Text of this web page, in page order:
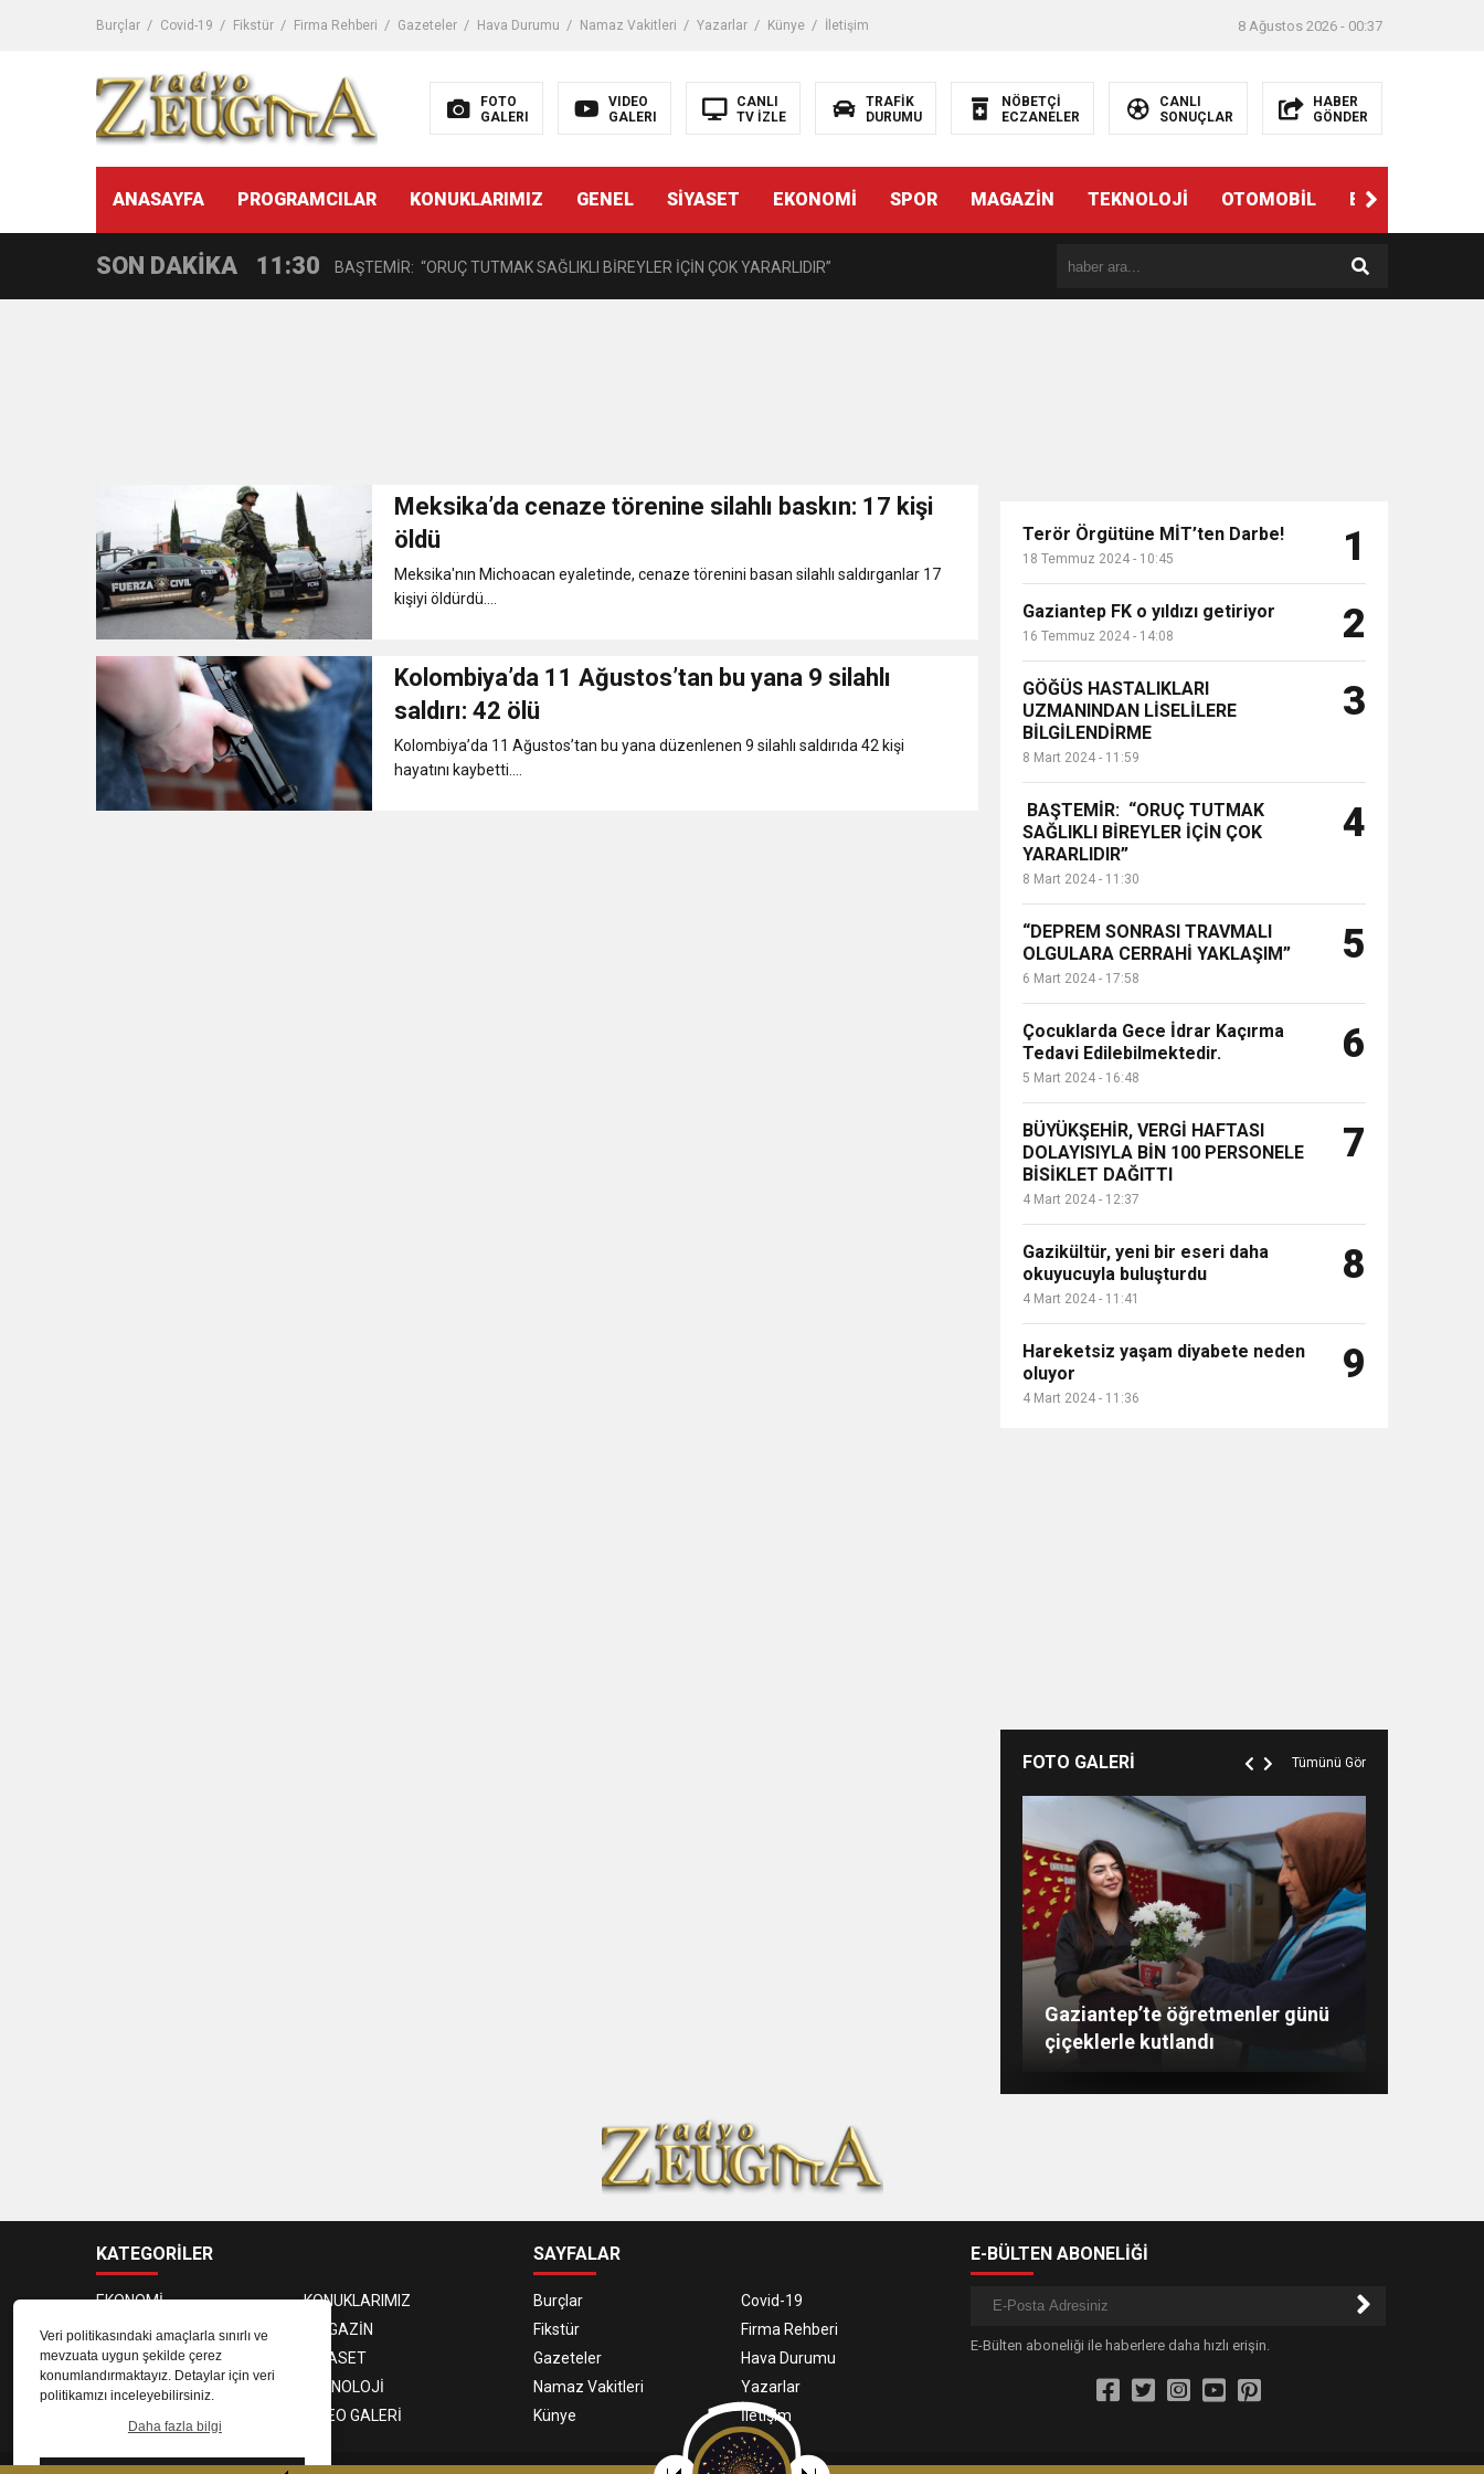
Veri politikasındaki amaçlarla sınırlı ve
mevzuata uygun şekilde çerez
konumlandırmaktayız. Detaylar için veri
politikamızı inceleyebilirsiniz.
Daha fazla bilgi
Burçlar Covid-19 Fikstür Firma Rehberi Gazeteler Hava Durumu Namaz Vakitleri Yazarlar Künye İletişim 8 Ağustos 2026 - 00:37
FOTO
GALERI
VIDEO
GALERI
CANLI
TV İZLE
TRAFİK
DURUMU
NÖBETÇİ
ECZANELER
CANLI
SONUÇLAR
HABER
GÖNDER
ANASAYFA PROGRAMCILAR KONUKLARIMIZ GENEL SİYASET EKONOMİ SPOR MAGAZİN TEKNOLOJİ OTOMOBİL EĞİTİM
SON DAKİKA
14:08 Gaziantep FK o yıldızı getiriyor
11:59 GÖĞÜS HASTALIKLARI UZMANINDAN LİSELİLERE BİLGİLENDİRME
11:30 BAŞTEMİR: “ORUÇ TUTMAK SAĞLIKLI BİREYLER İÇİN ÇOK YARARLIDIR”
11:41 Gazikültür, yeni bir eseri daha okuyucuyla buluşturdu
11:36 Hareketsiz yaşam diyabete neden oluyor
11:32 Dr. Öcük, karın germe estetiği ile ilgili bilgi verdi
10:45 Terör Örgütüne MİT’ten Darbe!
Meksika’da cenaze törenine silahlı baskın: 17 kişi
öldü
Meksika'nın Michoacan eyaletinde, cenaze törenini basan silahlı saldırganlar 17
kişiyi öldürdü....
Kolombiya’da 11 Ağustos’tan bu yana 9 silahlı
saldırı: 42 ölü
Kolombiya’da 11 Ağustos’tan bu yana düzenlenen 9 silahlı saldırıda 42 kişi
hayatını kaybetti....
Terör Örgütüne MİT’ten Darbe!
18 Temmuz 2024 - 10:45 1
Gaziantep FK o yıldızı getiriyor
16 Temmuz 2024 - 14:08 2
GÖĞÜS HASTALIKLARI
UZMANINDAN LİSELİLERE
BİLGİLENDİRME
8 Mart 2024 - 11:59
3
BAŞTEMİR: “ORUÇ TUTMAK
SAĞLIKLI BİREYLER İÇİN ÇOK
YARARLIDIR”
8 Mart 2024 - 11:30
4
“DEPREM SONRASI TRAVMALI
OLGULARA CERRAHİ YAKLAŞIM”
6 Mart 2024 - 17:58
5
Çocuklarda Gece İdrar Kaçırma
Tedavi Edilebilmektedir.
5 Mart 2024 - 16:48
6
BÜYÜKŞEHİR, VERGİ HAFTASI
DOLAYISIYLA BİN 100 PERSONELE
BİSİKLET DAĞITTI
4 Mart 2024 - 12:37
7
Gazikültür, yeni bir eseri daha
okuyucuyla buluşturdu
4 Mart 2024 - 11:41
8
Hareketsiz yaşam diyabete neden
oluyor
4 Mart 2024 - 11:36
9
FOTO GALERİ Tümünü Gör
Konukoğlu: Türkiye ekonomisine
11 farklı sektörde değer
katıyoruz
Gaziantep’te öğretmenler günü
çiçeklerle kutlandı
Şahin: “İstikbalimizi
şekillendirecek olan sizlersiniz”
KATEGORİLER
EKONOMİ
KONUKLARIMIZ
PROGRAMCILAR
MAGAZİN
SAĞLIK
SİYASET
SPOR
TEKNOLOJİ
VIDEO GALERİ
SAYFALAR
Burçlar
Covid-19
Fikstür
Firma Rehberi
Gazeteler
Hava Durumu
Namaz Vakitleri
Yazarlar
Künye
İletişim
E-BÜLTEN ABONELİĞİ
E-Bülten aboneliği ile haberlere daha hızlı erişin.